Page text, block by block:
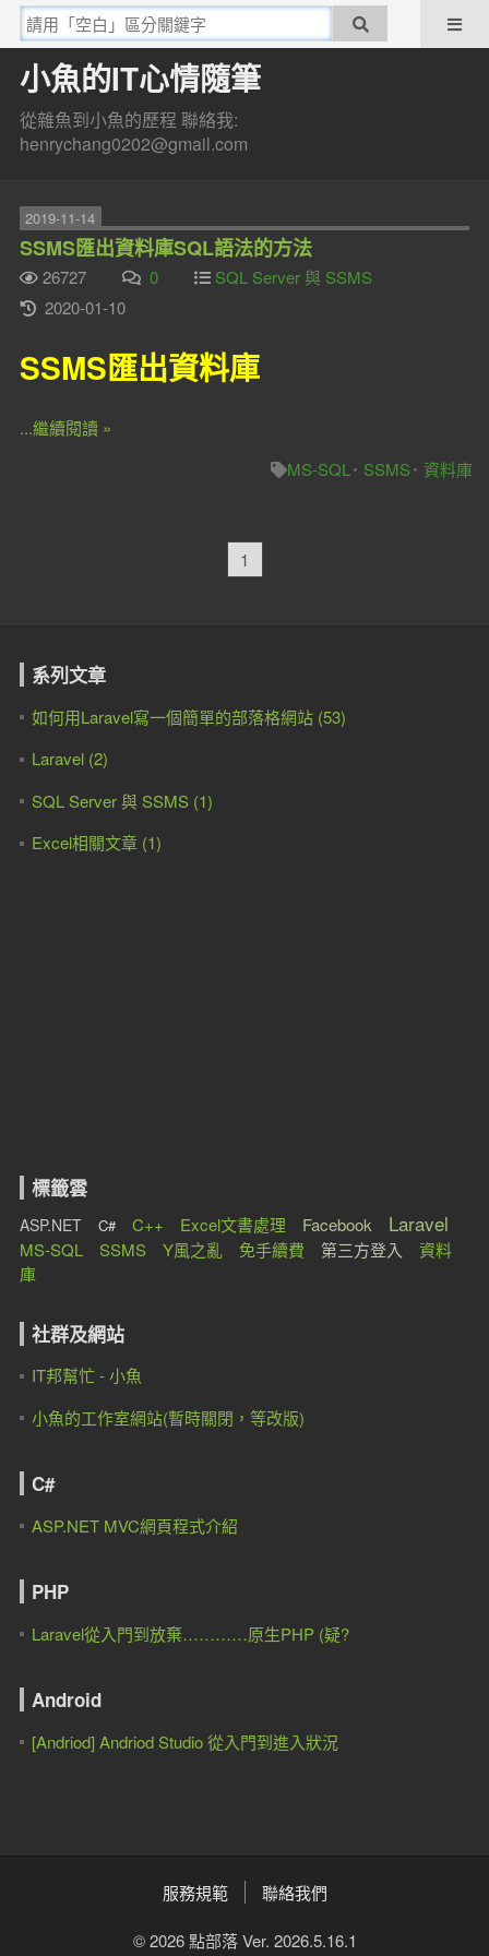
小魚的IT心情隨筆
從雜魚到小魚的歷程 聯絡我:
henrychang0202@gmail.com
2019-11-14
SSMS匯出資料庫SQL語法的方法
26727 0
SQL Server 與 SSMS
2020-01-10
SSMS匯出資料庫
...繼續閱讀 »
MS-SQL
SSMS 資料庫
1
系列文章
如何用Laravel寫一個簡單的部落格網站 (53)
Laravel (2)
SQL Server 與 SSMS (1)
Excel相關文章 (1)
標籤雲
ASP.NET C# C++ Excel文書處理 Facebook Laravel
MS-SQL SSMS Y風之亂 免手續費 第三方登入
資料
庫
社群及網站
IT邦幫忙 - 小魚
小魚的工作室網站(暫時關閉，等改版)
C#
ASP.NET MVC網頁程式介紹
PHP
Laravel從入門到放棄…………原生PHP (疑?
Android
[Andriod] Andriod Studio 從入門到進入狀況
服務規範 聯絡我們
© 2026 點部落 Ver. 2026.5.16.1